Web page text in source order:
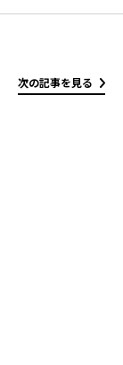
次の記事を見る